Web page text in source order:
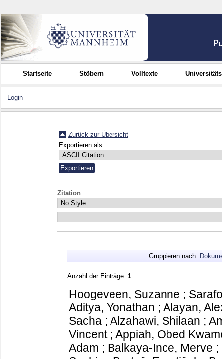
Startseite Stöbern Volltexte
Login
Zurück zur Übersicht
Exportieren als
Zitation
Gruppieren nach:
Anzahl der Einträge: 1
Hoogeveen, Suzanne ;
Aditya, Yonathan ; Alayan,
Sacha ; Alzahawi, Shilaan ;
Vincent; Appiah, Obed
Adam ; Balkaya-Ince, Merve ;